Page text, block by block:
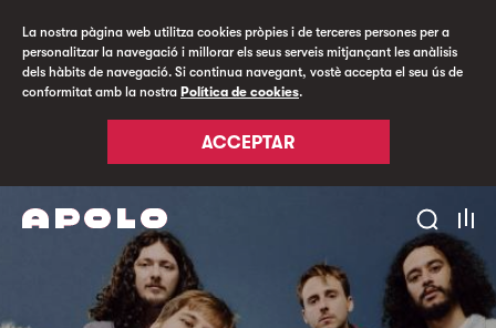
La nostra pàgina web utilitza cookies pròpies i de terceres persones per a
personalitzar la navegació i millorar els seus serveis mitjançant les anàlisis
dels hàbits de navegació. Si continua navegant, vostè accepta el seu ús de
conformitat amb la nostra Política de cookies.
ACCEPTAR